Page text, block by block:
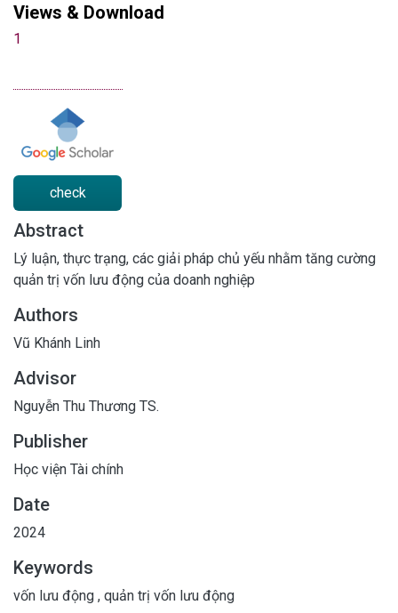
Views & Download
1
check
Abstract
Lý luận, thực trạng, các giải pháp chủ yếu nhằm tăng cường
quản trị vốn lưu động của doanh nghiệp
Authors
Vũ Khánh Linh
Advisor
Nguyễn Thu Thương TS.
Publisher
Học viện Tài chính
Date
2024
Keywords
vốn lưu động , quản trị vốn lưu động